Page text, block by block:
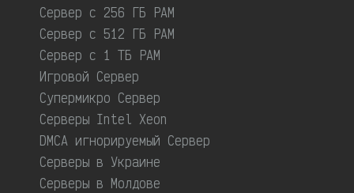
Сервер с 256 ГБ РАМ
Сервер с 512 ГБ РАМ
Сервер с 1 ТБ РАМ
Игровой Сервер
Супермикро Сервер
Серверы Intel Xeon
DMCA игнорируемый Сервер
Серверы в Украине
Серверы в Молдове